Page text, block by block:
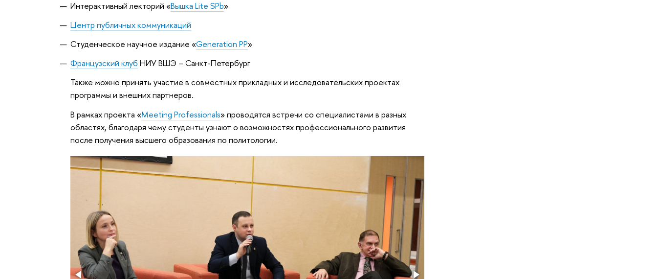
Интерактивный лекторий «Вышка Lite SPb»
Центр публичных коммуникаций
Студенческое научное издание «Generation PP»
Французский клуб НИУ ВШЭ – Санкт-Петербург
Также можно принять участие в совместных прикладных и исследовательских проектах
программы и внешних партнеров.
В рамках проекта «Meeting Professionals» проводятся встречи со специалистами в разных
областях, благодаря чему студенты узнают о возможностях профессионального развития
после получения высшего образования по политологии.